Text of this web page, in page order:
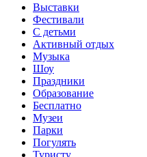
Выставки
Фестивали
С детьми
Активный отдых
Музыка
Шоу
Праздники
Образование
Бесплатно
Музеи
Парки
Погулять
Туристу